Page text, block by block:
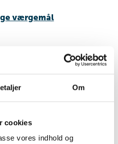
Om
cookies
vores indhold og
værgemål
søge børnebidrag